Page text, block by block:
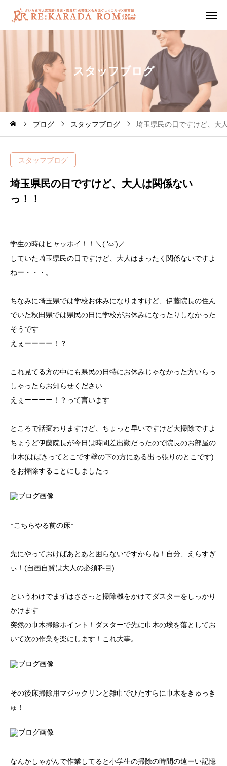
ス タ ッ フブロ グ
ブログ スタッフブログ 埼玉県民の日ですけど、大
スタッフブログ
埼玉県民の日ですけど、大人は関係ない
っ！！
学生の時はヒャッホイ！！＼( ‘ω’)／
していた埼玉県民の日ですけど、大人はまったく関係ないですよ
ねー・・・。
ちなみに埼玉県では学校お休みになりますけど、伊藤院長の住ん
でいた秋田県では県民の日に学校がお休みになったりしなかった
そうです
えぇーーーー！？
これ見てる方の中にも県民の日特にお休みじゃなかった方いらっ
しゃったらお知らせください
えぇーーーー！？って言います
ところで話変わりますけど、ちょっと早いですけど大掃除ですよ
ちょうど伊藤院長が今日は時間差出勤だったので院長のお部屋の
巾木(はばきってとこです壁の下の方にある出っ張りのとこです)
をお掃除することにしましたっ
↑こちらやる前の床↑
先にやっておけばあとあと困らないですからね！自分、えらすぎ
ぃ！(自画自賛は大人の必須科目)
というわけでまずはささっと掃除機をかけてダスターをしっかり
かけます
突然の巾木掃除ポイント！ダスターで先に巾木の埃を落としてお
いて次の作業を楽にします！これ大事。
その後床掃除用マジックリンと雑巾でひたすらに巾木をきゅっき
ゅ！
なんかしゃがんで作業してると小学生の掃除の時間の遠ーい記憶